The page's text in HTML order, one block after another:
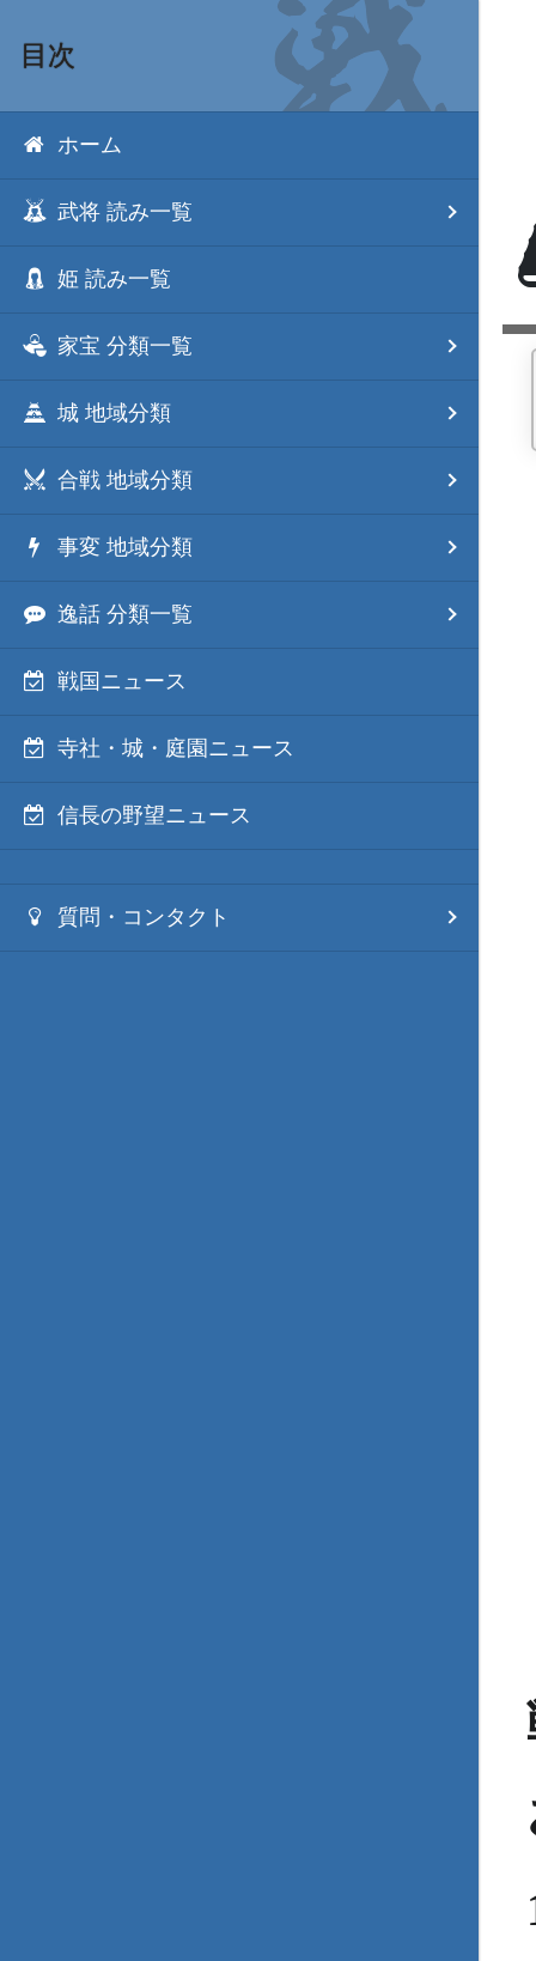
目次
ホーム
武将 読み一覧
姫 読み一覧
家宝 分類一覧
城 地域分類
合戦 地域分類
事変 地域分類
逸話 分類一覧
戦国ニュース
寺社・城・庭園ニュース
信長の野望ニュース
質問・コンタクト